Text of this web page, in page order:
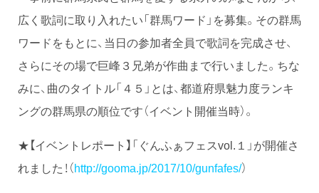
広く歌詞に取り入れたい「群馬ワード」を募集。その群馬
ワードをもとに、当日の参加者全員で歌詞を完成させ、
さらにその場で巨峰３兄弟が作曲まで行いました。ちな
みに、曲のタイトル「４５」とは、都道府県魅力度ランキ
ングの群馬県の順位です（イベント開催当時）。
★【イベントレポート】「ぐんふぁフェスvol.１」が開催さ
れました！（http://gooma.jp/2017/10/gunfafes/）